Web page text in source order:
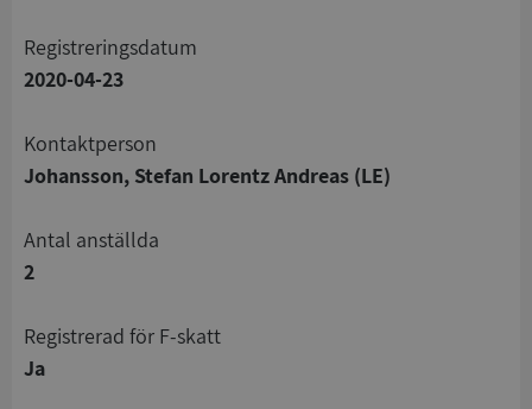
registreringsdatum
2020-04-23
Kontaktperson
Johansson, Stefan Lorentz Andreas (LE)
Antal anställda
2
registrerad för F-skatt
Ja